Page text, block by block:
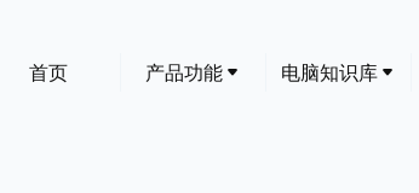
首页 产品功能 电脑知识库